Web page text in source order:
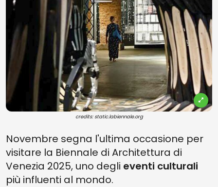
credits: static.labiennale.org
Novembre segna l'ultima occasione per
visitare la Biennale di Architettura di
Venezia 2025, uno degli eventi culturali
più influenti al mondo.